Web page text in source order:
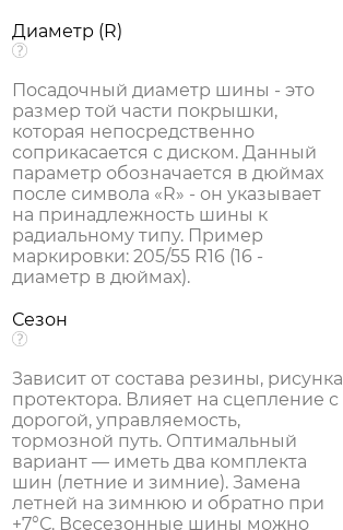
Диаметр (R)
Посадочный диаметр шины - это
размер той части покрышки,
которая непосредственно
соприкасается с диском. Данный
параметр обозначается в дюймах
после символа «R» - он указывает
на принадлежность шины к
радиальному типу. Пример
маркировки: 205/55 R16 (16 -
диаметр в дюймах).
Сезон
Зависит от состава резины, рисунка
протектора. Влияет на сцепление с
дорогой, управляемость,
тормозной путь. Оптимальный
вариант — иметь два комплекта
шин (летние и зимние). Замена
летней на зимнюю и обратно при
+7°С. Всесезонные шины можно